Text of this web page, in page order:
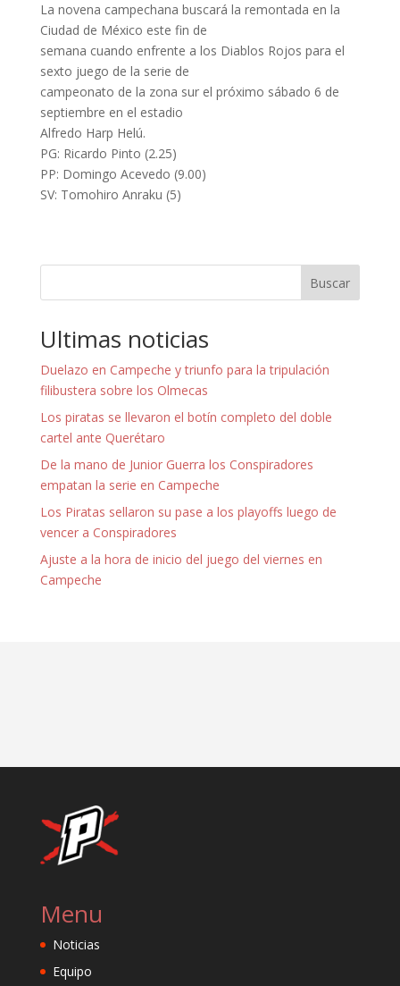
La novena campechana buscará la remontada en la
Ciudad de México este fin de
semana cuando enfrente a los Diablos Rojos para el
sexto juego de la serie de
campeonato de la zona sur el próximo sábado 6 de
septiembre en el estadio
Alfredo Harp Helú.
PG: Ricardo Pinto (2.25)
PP: Domingo Acevedo (9.00)
SV: Tomohiro Anraku (5)
Buscar
Ultimas noticias
Duelazo en Campeche y triunfo para la tripulación
filibustera sobre los Olmecas
Los piratas se llevaron el botín completo del doble
cartel ante Querétaro
De la mano de Junior Guerra los Conspiradores
empatan la serie en Campeche
Los Piratas sellaron su pase a los playoffs luego de
vencer a Conspiradores
Ajuste a la hora de inicio del juego del viernes en
Campeche
Menu
Noticias
Equipo